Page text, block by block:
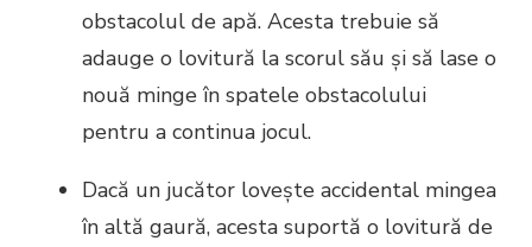
obstacolul de apă. Acesta trebuie să
adauge o lovitură la scorul său și să lase o
nouă minge în spatele obstacolului
pentru a continua jocul.
Dacă un jucător lovește accidental mingea
în altă gaură, acesta suportă o lovitură de